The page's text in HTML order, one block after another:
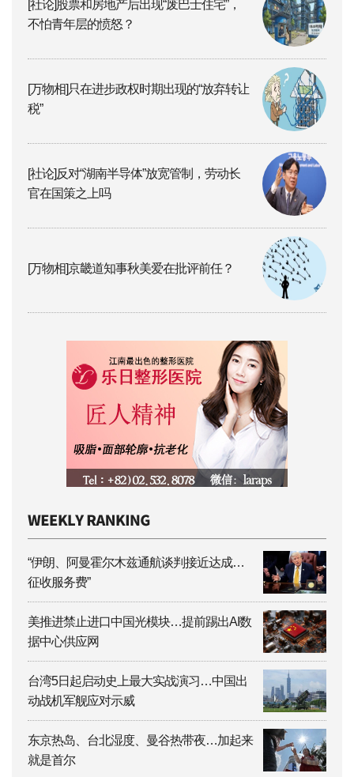
[社论]股票和房地产后出现“废巴士住宅”，
不怕青年层的愤怒？
[万物相]只在进步政权时期出现的“放弃转让
税”
[社论]反对“湖南半导体”放宽管制，劳动长
官在国策之上吗
[万物相]京畿道知事秋美爱在批评前任？
“伊朗、阿曼霍尔木兹通航谈判接近达成…
征收服务费”
美推进禁止进口中国光模块…提前踢出AI数
据中心供应网
台湾5日起启动史上最大实战演习…中国出
动战机军舰应对示威
东京热岛、台北湿度、曼谷热带夜…加起来
就是首尔